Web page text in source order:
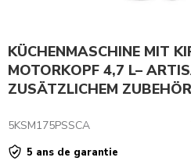
KÜCHENMASCHINE MIT
MOTORKOPF 4,7 L–
ZUSÄTZLICHEM
5KSM175PSSCA
5 ans de garantie